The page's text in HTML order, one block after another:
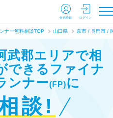
会員登録 ログイン
ナー無料相談TOP 山口県 萩市 / 長門市 /
武郡エリアで相
できる ファイナ
ンナー(FP)に
談!